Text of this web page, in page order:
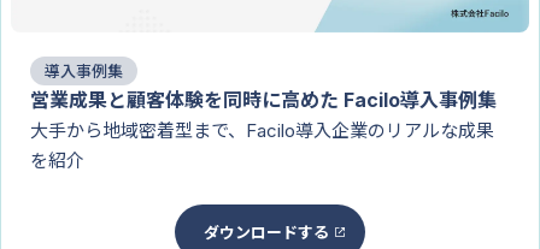
導入事例集
営業成果と顧客体験を同時に高めた Facilo導入事例集
大手から地域密着型まで、Facilo導入企業のリアルな成果
を紹介
ダウンロードする